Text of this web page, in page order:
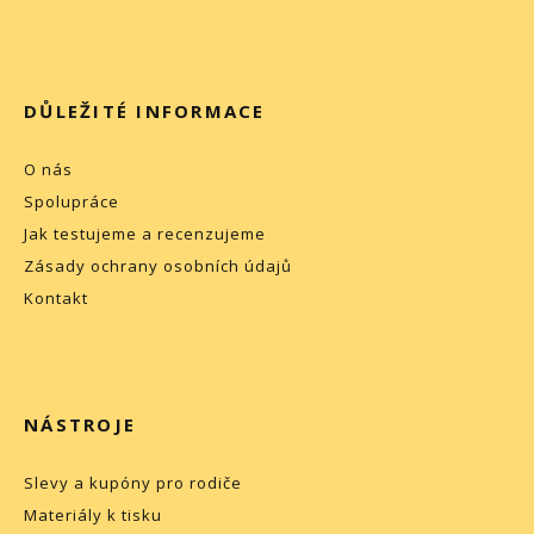
DŮLEŽITÉ INFORMACE
O nás
Spolupráce
Jak testujeme a recenzujeme
Zásady ochrany osobních údajů
Kontakt
NÁSTROJE
Slevy a kupóny pro rodiče
Materiály k tisku